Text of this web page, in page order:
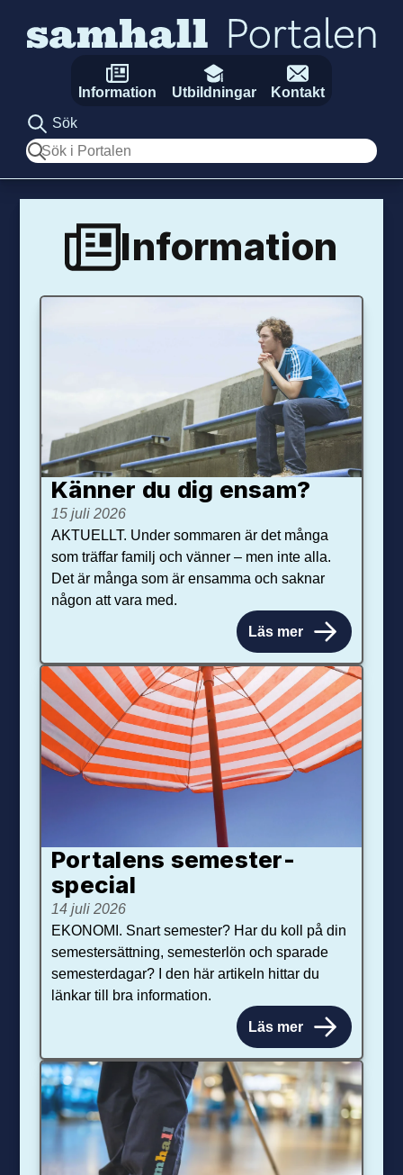
Information Utbildningar
Kontakt
Sök
Sök
Information
Känner du dig ensam?
15 juli 2026
AKTUELLT. Under sommaren är det många
som träffar familj och vänner – men inte alla.
Det är många som är ensamma och saknar
någon att vara med.
Läs mer
Portalens semester­
special
14 juli 2026
EKONOMI. Snart semester? Har du koll på din
semestersättning, semesterlön och sparade
semesterdagar? I den här artikeln hittar du
länkar till bra information.
Läs mer